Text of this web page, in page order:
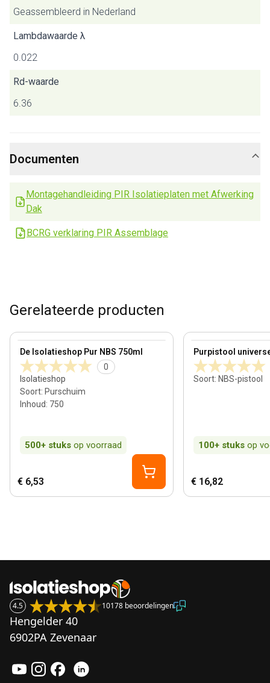
Geassembleerd in Nederland
Lambdawaarde λ
0.022
Rd-waarde
6.36
Documenten
Montagehandleiding PIR Isolatieplaten met Afwerking
Dak
BCRG verklaring PIR Assemblage
Gerelateerde producten
De Isolatieshop Pur NBS 750ml
0
Isolatieshop
Soort: Purschuim
Inhoud: 750
500+ stuks op voorraad
View product
€ 6,53
Purpistool
Soort: NBS-pistool
100+ stuks op
View product
€ 16,82
4.5 10178 beoordelingen
Hengelder 40
6902PA Zevenaar